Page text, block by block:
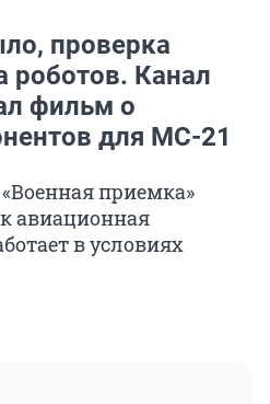
проверка
роботов. Канал
фильм о
для МС-21
приемка»
авиационная
в условиях